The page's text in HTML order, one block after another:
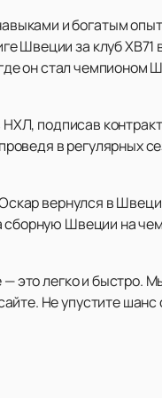
и богатым
Швеции за клуб ХВ71
он стал чемпионом
подписав
в регулярных
вернулся в
сборную Швеции на
это легко и быстро.
Не упустите шанс